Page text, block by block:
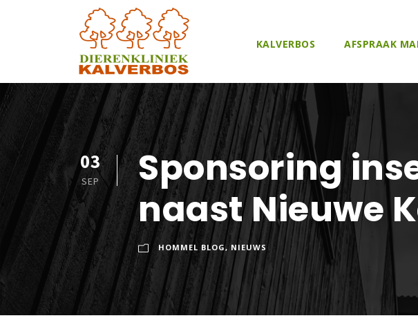
KALVERBOS AFSPRAAK
03
SEP
Sponsoring
naast Nieuwe
HOMMEL BLOG, NIEUWS